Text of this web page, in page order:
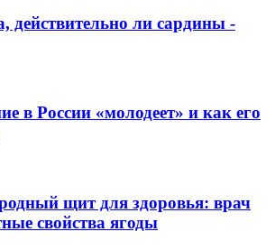
действительно ли сардины -
в России «молодеет» и как его
щит для здоровья: врач
свойства ягоды